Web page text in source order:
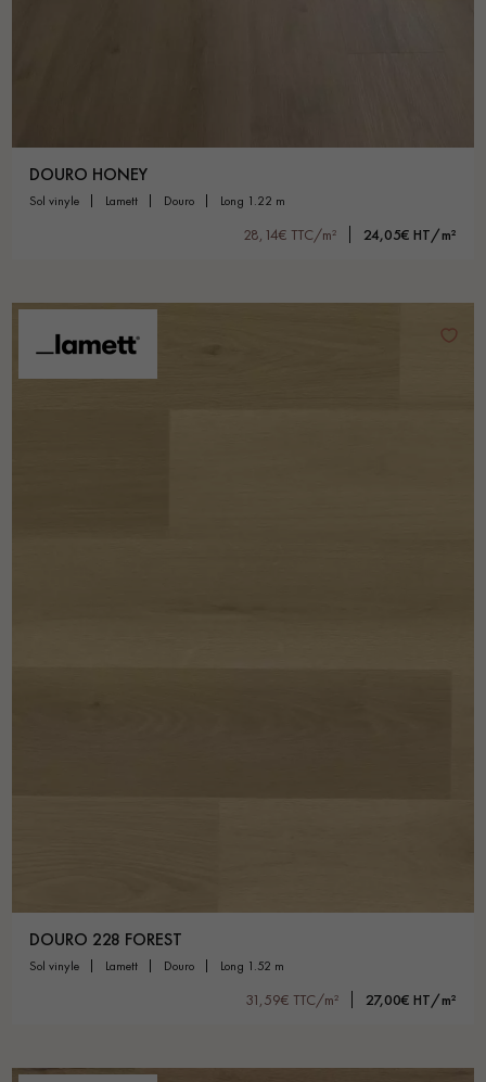
DOURO HONEY
sol vinyle lamett douro long 1.22 m
28,14€ TTC/m² 24,05€ HT/m²
DOURO 228 FOREST
sol vinyle lamett douro long 1.52 m
31,59€ TTC/m² 27,00€ HT/m²